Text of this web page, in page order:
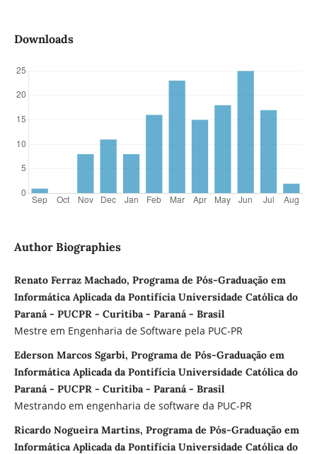
Downloads
Author Biographies
Renato Ferraz Machado, Programa de Pós-Graduação em
Informática Aplicada da Pontifícia Universidade Católica do
Paraná - PUCPR - Curitiba - Paraná - Brasil
Mestre em Engenharia de Software pela PUC-PR
Ederson Marcos Sgarbi, Programa de Pós-Graduação em
Informática Aplicada da Pontifícia Universidade Católica do
Paraná - PUCPR - Curitiba - Paraná - Brasil
Mestrando em engenharia de software da PUC-PR
Ricardo Nogueira Martins, Programa de Pós-Graduação em
Informática Aplicada da Pontifícia Universidade Católica do